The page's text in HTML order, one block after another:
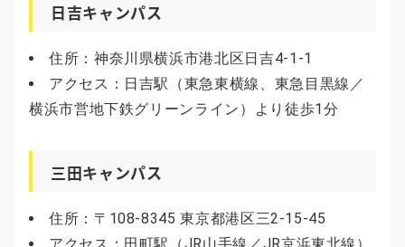
日吉キャンパス
住所：神奈川県横浜市港北区日吉4-1-1
アクセス：日吉駅（東急東横線、東急目黒線／
横浜市営地下鉄グリーンライン）より徒歩1分
三田キャンパス
住所：〒108-8345 東京都港区三2-15-45